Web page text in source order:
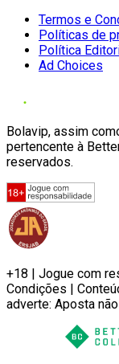
Termos e
Políticas de
Política
Ad Choices
Bolavip, assim
pertencente à
reservados.
+18 | Jogue com
Condições |
adverte: Aposta